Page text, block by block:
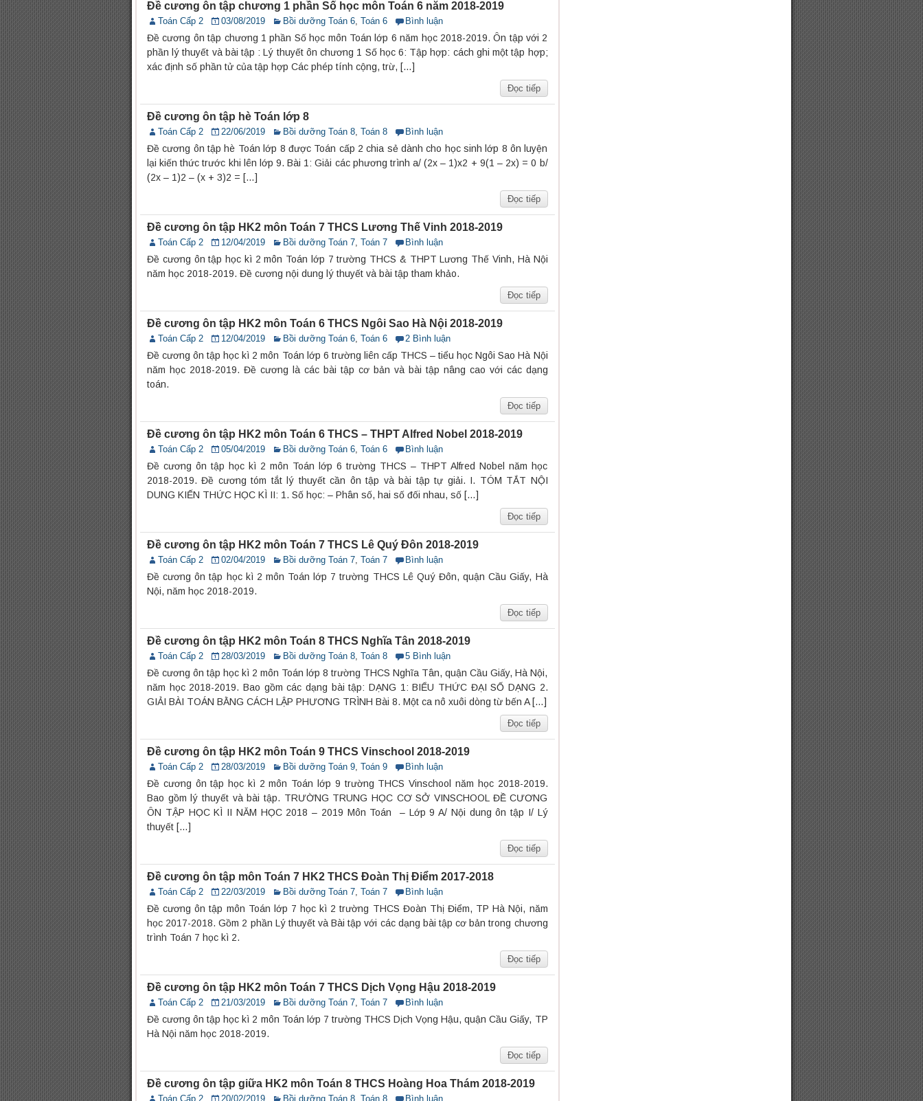
Đề cương ôn tập chương 1 phần Số học môn Toán 6 năm 2018-2019
Toán Cấp 2 03/08/2019 Bồi dưỡng Toán 6, Toán 6 Bình luận
Đề cương ôn tập chương 1 phần Số học môn Toán lớp 6 năm học 2018-2019. Ôn tập với 2
phần lý thuyết và bài tập : Lý thuyết ôn chương 1 Số học 6: Tập hợp: cách ghi một tập hợp;
xác định số phần tử của tập hợp Các phép tính cộng, trừ, […]
Đọc tiếp
Đề cương ôn tập hè Toán lớp 8
Toán Cấp 2 22/06/2019 Bồi dưỡng Toán 8, Toán 8 Bình luận
Đề cương ôn tập hè Toán lớp 8 được Toán cấp 2 chia sẻ dành cho học sinh lớp 8 ôn luyện
lại kiến thức trước khi lên lớp 9. Bài 1: Giải các phương trình a/ (2x – 1)x2 + 9(1 – 2x) = 0 b/
(2x – 1)2 – (x + 3)2 = […]
Đọc tiếp
Đề cương ôn tập HK2 môn Toán 7 THCS Lương Thế Vinh 2018-2019
Toán Cấp 2 12/04/2019 Bồi dưỡng Toán 7, Toán 7 Bình luận
Đề cương ôn tập học kì 2 môn Toán lớp 7 trường THCS & THPT Lương Thế Vinh, Hà Nội
năm học 2018-2019. Đề cương nội dung lý thuyết và bài tập tham khảo.
Đọc tiếp
Đề cương ôn tập HK2 môn Toán 6 THCS Ngôi Sao Hà Nội 2018-2019
Toán Cấp 2 12/04/2019 Bồi dưỡng Toán 6, Toán 6 2 Bình luận
Đề cương ôn tập học kì 2 môn Toán lớp 6 trường liên cấp THCS – tiểu học Ngôi Sao Hà Nội
năm học 2018-2019. Đề cương là các bài tập cơ bản và bài tập nâng cao với các dạng
toán.
Đọc tiếp
Đề cương ôn tập HK2 môn Toán 6 THCS – THPT Alfred Nobel 2018-2019
Toán Cấp 2 05/04/2019 Bồi dưỡng Toán 6, Toán 6 Bình luận
Đề cương ôn tập học kì 2 môn Toán lớp 6 trường THCS – THPT Alfred Nobel năm học
2018-2019. Đề cương tóm tắt lý thuyết cần ôn tập và bài tập tự giải. I. TÓM TẮT NỘI
DUNG KIẾN THỨC HỌC KÌ II: 1. Số học: – Phân số, hai số đối nhau, số […]
Đọc tiếp
Đề cương ôn tập HK2 môn Toán 7 THCS Lê Quý Đôn 2018-2019
Toán Cấp 2 02/04/2019 Bồi dưỡng Toán 7, Toán 7 Bình luận
Đề cương ôn tập học kì 2 môn Toán lớp 7 trường THCS Lê Quý Đôn, quận Cầu Giấy, Hà
Nội, năm học 2018-2019.
Đọc tiếp
Đề cương ôn tập HK2 môn Toán 8 THCS Nghĩa Tân 2018-2019
Toán Cấp 2 28/03/2019 Bồi dưỡng Toán 8, Toán 8 5 Bình luận
Đề cương ôn tập học kì 2 môn Toán lớp 8 trường THCS Nghĩa Tân, quận Cầu Giấy, Hà Nội,
năm học 2018-2019. Bao gồm các dạng bài tập: DẠNG 1: BIỂU THỨC ĐẠI SỐ DẠNG 2.
GIẢI BÀI TOÁN BẰNG CÁCH LẬP PHƯƠNG TRÌNH Bài 8. Một ca nô xuôi dòng từ bến A […]
Đọc tiếp
Đề cương ôn tập HK2 môn Toán 9 THCS Vinschool 2018-2019
Toán Cấp 2 28/03/2019 Bồi dưỡng Toán 9, Toán 9 Bình luận
Đề cương ôn tập học kì 2 môn Toán lớp 9 trường THCS Vinschool năm học 2018-2019.
Bao gồm lý thuyết và bài tập. TRƯỜNG TRUNG HỌC CƠ SỞ VINSCHOOL ĐỀ CƯƠNG
ÔN TẬP HỌC KÌ II NĂM HỌC 2018 – 2019 Môn Toán – Lớp 9 A/ Nội dung ôn tập I/ Lý
thuyết […]
Đọc tiếp
Đề cương ôn tập môn Toán 7 HK2 THCS Đoàn Thị Điểm 2017-2018
Toán Cấp 2 22/03/2019 Bồi dưỡng Toán 7, Toán 7 Bình luận
Đề cương ôn tập môn Toán lớp 7 học kì 2 trường THCS Đoàn Thị Điểm, TP Hà Nội, năm
học 2017-2018. Gồm 2 phần Lý thuyết và Bài tập với các dạng bài tập cơ bản trong chương
trình Toán 7 học kì 2.
Đọc tiếp
Đề cương ôn tập HK2 môn Toán 7 THCS Dịch Vọng Hậu 2018-2019
Toán Cấp 2 21/03/2019 Bồi dưỡng Toán 7, Toán 7 Bình luận
Đề cương ôn tập học kì 2 môn Toán lớp 7 trường THCS Dịch Vọng Hậu, quận Cầu Giấy, TP
Hà Nội năm học 2018-2019.
Đọc tiếp
Đề cương ôn tập giữa HK2 môn Toán 8 THCS Hoàng Hoa Thám 2018-2019
Toán Cấp 2 20/02/2019 Bồi dưỡng Toán 8 Toán 8 Bình luận